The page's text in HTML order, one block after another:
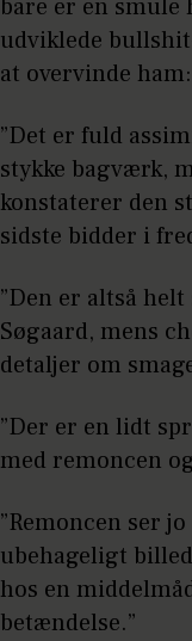
bare er en smule
udviklede
at overvinde ham:
”Det er fuld
stykke bagværk,
konstaterer den
sidste bidder i
”Den er altså
Søgaard, mens
detaljer om
”Der er en lidt
med remoncen
”Remoncen ser
ubehageligt
hos en
betændelse.”